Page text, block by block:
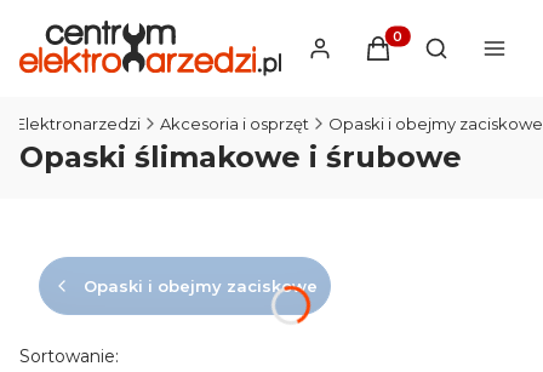
Produkty w
Otwórz
Elektronarzedzi Akcesoria i osprzęt Opaski i obejmy zaciskowe
Opaski ślimakowe i śrubowe
Opaski i obejmy zaciskowe
Lista produktów
Sortowanie: